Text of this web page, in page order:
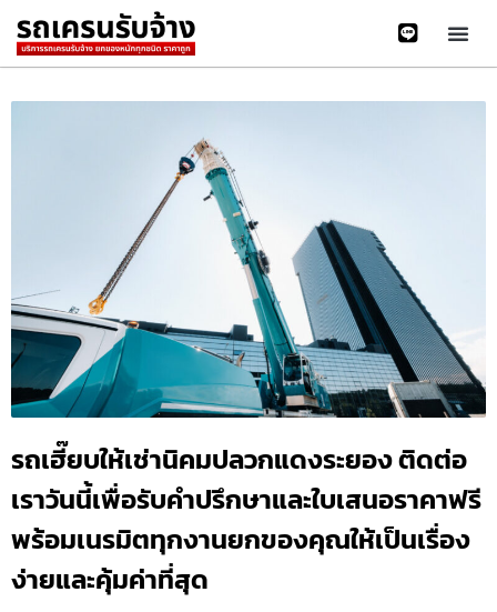
รถเฮี๊ยบให้เช่านิคมปลวกแดงระยอง ติดต่อ
เราวันนี้เพื่อรับคำปรึกษาและใบเสนอราคาฟรี
พร้อมเนรมิตทุกงานยกของคุณให้เป็นเรื่อง
ง่ายและคุ้มค่าที่สุด